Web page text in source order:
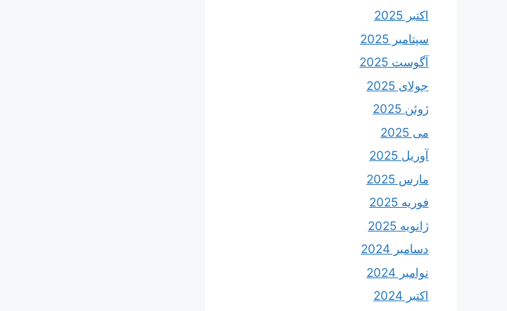
اکتبر 2025
سپتامبر 2025
آگوست 2025
جولای 2025
ژوئن 2025
می 2025
آوریل 2025
مارس 2025
فوریه 2025
ژانویه 2025
دسامبر 2024
نوامبر 2024
اکتبر 2024